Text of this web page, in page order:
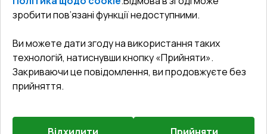
Договір публічної оферти
undefined(undefined)
зробити пов’язані функції недоступними.
Ви можете дати згоду на використання таких
технологій, натиснувши кнопку «Прийняти».
Закриваючи це повідомлення, ви продовжуєте без
прийняття.